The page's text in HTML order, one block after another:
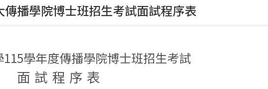
播學院博士班招生考試面試程序表
115學年度傳播學院博士班招生考試
面 試 程 序 表